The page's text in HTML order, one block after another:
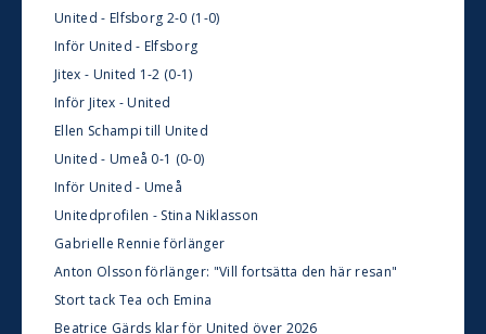
United - Elfsborg 2-0 (1-0)
Inför United - Elfsborg
Jitex - United 1-2 (0-1)
Inför Jitex - United
Ellen Schampi till United
United - Umeå 0-1 (0-0)
Inför United - Umeå
Unitedprofilen - Stina Niklasson
Gabrielle Rennie förlänger
Anton Olsson förlänger: "Vill fortsätta den här resan"
Stort tack Tea och Emina
Beatrice Gärds klar för United över 2026